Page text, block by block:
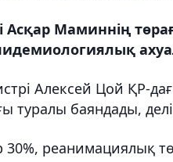
Маминнің
Алексей Цой ҚР-
туралы баяндады,
реанимациялық